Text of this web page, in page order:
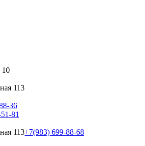
10
113
36
81
113+7(983) 699-88-68